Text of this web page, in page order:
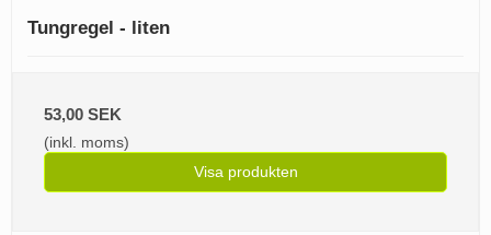
Tungregel - liten
53,00 SEK
(inkl. moms)
Visa produkten